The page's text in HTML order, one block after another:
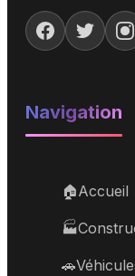
Navigation
🏠Accueil
🏭
🚗